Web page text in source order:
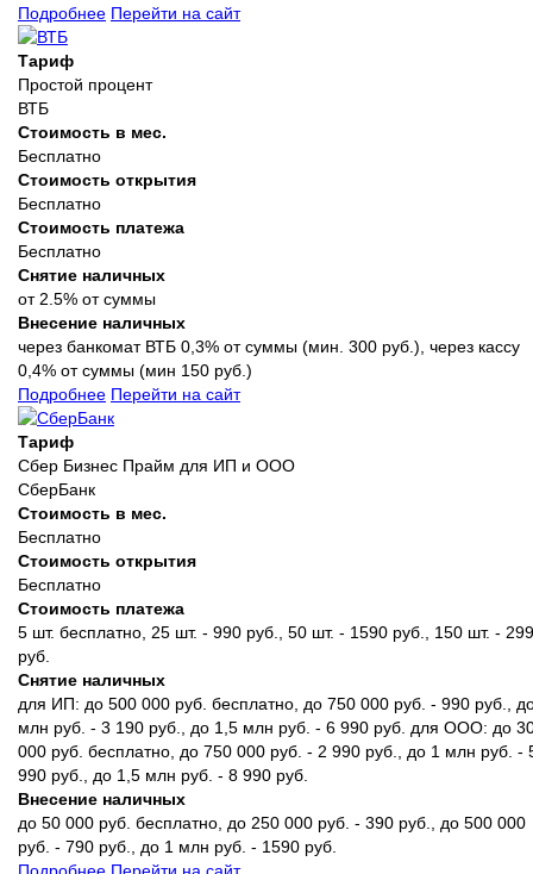
Подробнее Перейти на сайт
Тариф
Простой процент
ВТБ
Стоимость в мес.
Бесплатно
Стоимость открытия
Бесплатно
Стоимость платежа
Бесплатно
Снятие наличных
от 2.5% от суммы
Внесение наличных
через банкомат ВТБ 0,3% от суммы (мин. 300 руб.), через кассу
0,4% от суммы (мин 150 руб.)
Подробнее Перейти на сайт
Тариф
Сбер Бизнес Прайм для ИП и ООО
СберБанк
Стоимость в мес.
Бесплатно
Стоимость открытия
Бесплатно
Стоимость платежа
5 шт. бесплатно, 25 шт. - 990 руб., 50 шт. - 1590 руб., 150 шт. -
руб.
Снятие наличных
для ИП: до 500 000 руб. бесплатно, до 750 000 руб. - 990 руб.,
млн руб. - 3 190 руб., до 1,5 млн руб. - 6 990 руб. для ООО: до
000 руб. бесплатно, до 750 000 руб. - 2 990 руб., до 1 млн руб. -
990 руб., до 1,5 млн руб. - 8 990 руб.
Внесение наличных
до 50 000 руб. бесплатно, до 250 000 руб. - 390 руб., до 500 000
руб. - 790 руб., до 1 млн руб. - 1590 руб.